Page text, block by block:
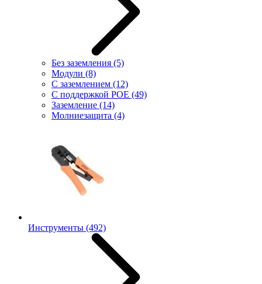
Без заземления (5)
Модули (8)
С заземлением (12)
С поддержкой POE (49)
Заземление (14)
Молниезащита (4)
Инструменты (492)